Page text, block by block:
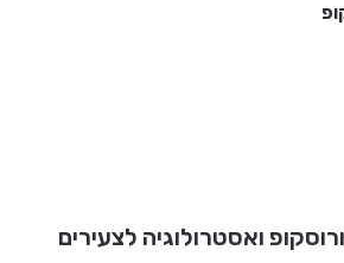
ואסטרולוגיה לצעירים